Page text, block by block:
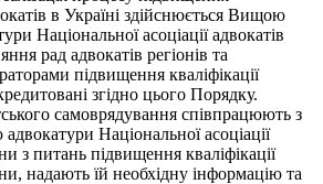
в Україні здійснюється Вищою
Національної асоціації адвокатів
рад адвокатів регіонів та
підвищення кваліфікації
згідно цього Порядку.
самоврядування співпрацюють з
Національної асоціації
з питань підвищення кваліфікації
надають їй необхідну інформацію та